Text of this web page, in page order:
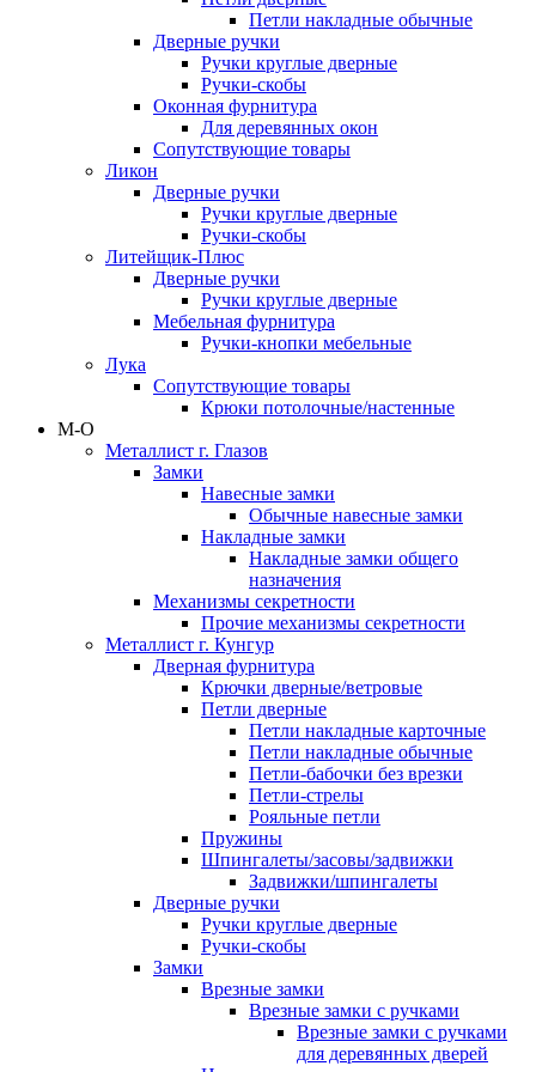
Петли накладные обычные
Дверные ручки
Ручки круглые дверные
Ручки-скобы
Оконная фурнитура
Для деревянных окон
Сопутствующие товары
Ликон
Дверные ручки
Ручки круглые дверные
Ручки-скобы
Литейщик-Плюс
Дверные ручки
Ручки круглые дверные
Мебельная фурнитура
Ручки-кнопки мебельные
Лука
Сопутствующие товары
Крюки потолочные/настенные
М-О
Металлист г. Глазов
Замки
Навесные замки
Обычные навесные замки
Накладные замки
Накладные замки общего
назначения
Механизмы секретности
Прочие механизмы секретности
Металлист г. Кунгур
Дверная фурнитура
Крючки дверные/ветровые
Петли дверные
Петли накладные карточные
Петли накладные обычные
Петли-бабочки без врезки
Петли-стрелы
Рояльные петли
Пружины
Шпингалеты/засовы/задвижки
Задвижки/шпингалеты
Дверные ручки
Ручки круглые дверные
Ручки-скобы
Замки
Врезные замки
Врезные замки с ручками
Врезные замки с ручками
для деревянных дверей